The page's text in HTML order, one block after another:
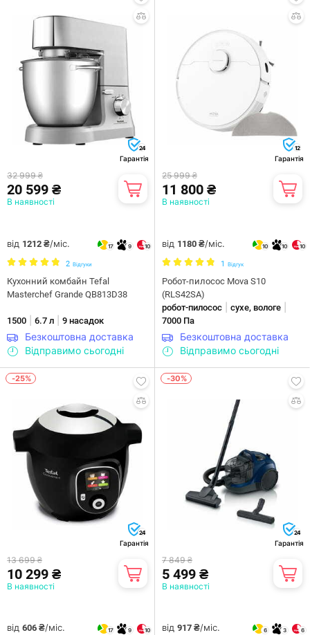
24
Гарантія
32 999 ₴
20 599 ₴
В наявності
від 1212 ₴/міс. 17 9 10
2 Відгуки
Кухонний комбайн Tefal
Masterchef Grande QB813D38
1500 6.7 л 9 насадок
Безкоштовна доставка
Відправимо сьогодні
12
Гарантія
25 999 ₴
11 800 ₴
В наявності
від 1180 ₴/міс. 10 10 10
1 Відгук
Робот-пилосос Mova S10
(RLS42SA)
робот-пилосос
сухе, вологе
7000 Па
Безкоштовна доставка
Відправимо сьогодні
-25%
24
Гарантія
13 699 ₴
10 299 ₴
В наявності
від 606 ₴/міс. 17 9 10
-30%
24
Гарантія
7 849 ₴
5 499 ₴
В наявності
від 917 ₴/міс. 6 3 6